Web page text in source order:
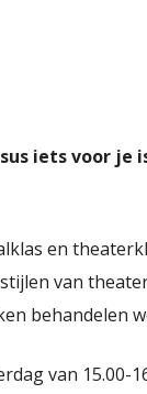
iets voor je
en
van
behandelen
van 15.00-